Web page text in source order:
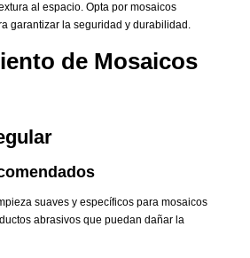
al espacio. Opta por mosaicos
garantizar la seguridad y durabilidad.
de Mosaicos
suaves y específicos para mosaicos
abrasivos que puedan dañar la